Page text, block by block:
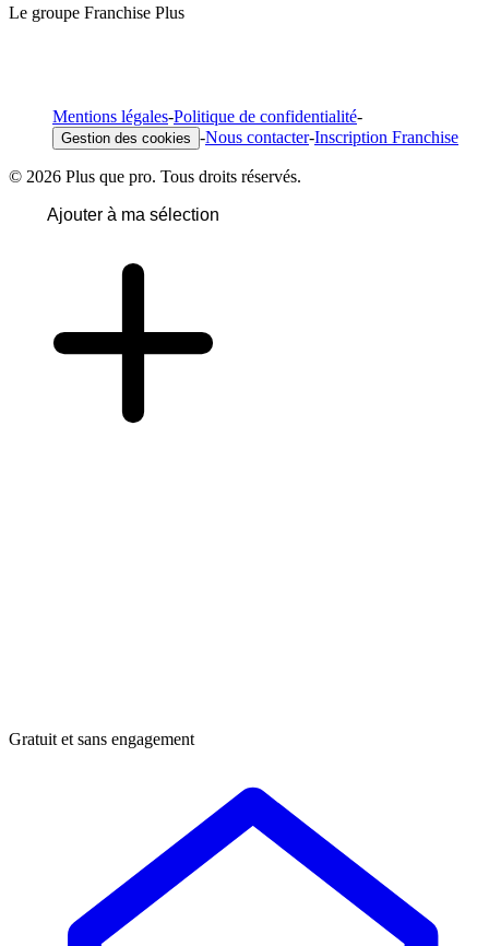
Le groupe Franchise Plus
Mentions légales-Politique de confidentialité-
Gestion des cookies -Nous contacter-Inscription Franchise
© 2026 Plus que pro. Tous droits réservés.
Ajouter à ma sélection
Gratuit et sans engagement